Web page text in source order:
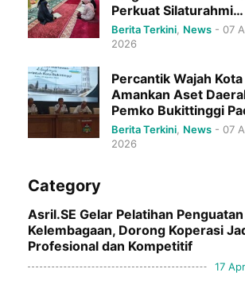
Perkuat Silaturahmi
dengan Warga
Berita Terkini News - 07
2026
Percantik Wajah Kota
Amankan Aset
Pemko Bukittinggi
Pertumbuhan
Serta Pariwisata
Berita Terkini News - 07
2026
Category
Asril.SE Gelar Pelatihan Penguatan
Kelembagaan, Dorong Koperasi
Profesional dan Kompetitif
17